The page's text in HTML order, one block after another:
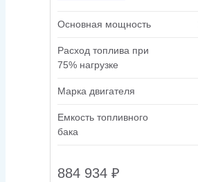
Основная мощность
Расход топлива при
75% нагрузке
Марка двигателя
Емкость топливного
бака
884 934 ₽